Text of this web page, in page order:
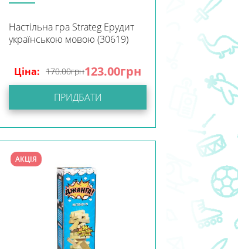
Настільна гра Strateg Ерудит
українською мовою (30619)
Ціна: 170.00грн123.00грн
ПРИДБАТИ
АКЦІЯ